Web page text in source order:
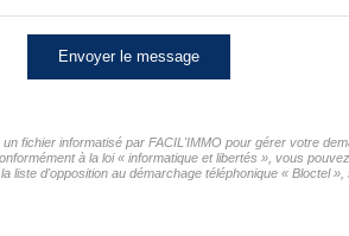
Envoyer le message
fichier informatisé par FACIL'IMMO pour gérer votre
à la loi « informatique et libertés », vous
liste d'opposition au démarchage téléphonique « Bloctel